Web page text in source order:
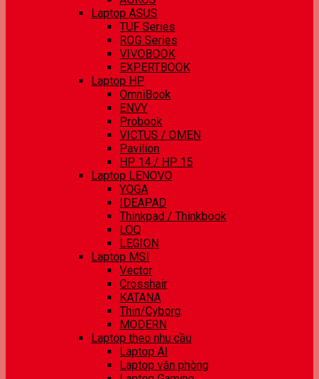
Laptop ASUS
TUF Series
ROG Series
VIVOBOOK
EXPERTBOOK
Laptop HP
OmniBook
ENVY
Probook
VICTUS / OMEN
Pavilion
HP 14 / HP 15
Laptop LENOVO
YOGA
IDEAPAD
Thinkpad / Thinkbook
LOQ
LEGION
Laptop MSI
Vector
Crosshair
KATANA
Thin/Cyborg
MODERN
Laptop theo nhu cầu
Laptop AI
Laptop văn phòng